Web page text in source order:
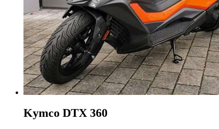
Kymco DTX 360